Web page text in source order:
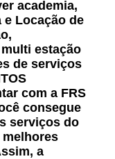
academia,
e Locação de
estação
de serviços
com a FRS
consegue
serviços do
melhores
a